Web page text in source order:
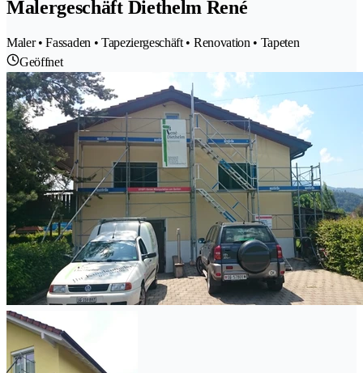
Malergeschäft Diethelm René
Maler • Fassaden • Tapeziergeschäft • Renovation • Tapeten
Geöffnet